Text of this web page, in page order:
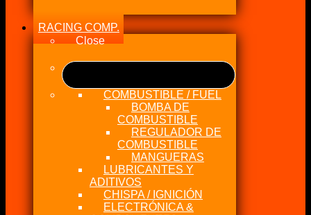
RACING COMP.
Close
COMBUSTIBLE / FUEL
BOMBA DE
COMBUSTIBLE
REGULADOR DE
COMBUSTIBLE
MANGUERAS
LUBRICANTES Y
ADITIVOS
CHISPA / IGNICIÓN
ELECTRÓNICA &